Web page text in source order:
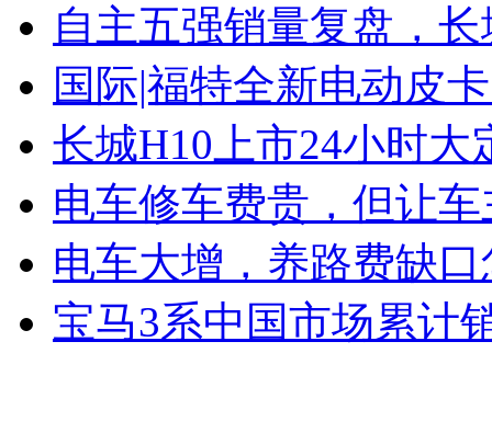
自主五强销量复盘，
国际|福特全新电动皮
长城H10上市24小时大
电车修车费贵，但让
电车大增，养路费缺
宝马3系中国市场累计